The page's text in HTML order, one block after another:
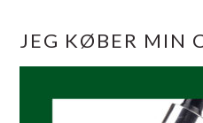
JEG KØBER MIN